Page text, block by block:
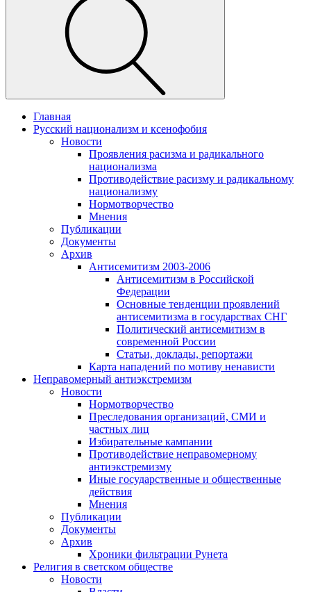
Главная
Русский национализм и ксенофобия
Новости
Проявления расизма и радикального
национализма
Противодействие расизму и радикальному
национализму
Нормотворчество
Мнения
Публикации
Документы
Архив
Антисемитизм 2003-2006
Антисемитизм в Российской
Федерации
Основные тенденции проявлений
антисемитизма в государствах СНГ
Политический антисемитизм в
современной России
Статьи, доклады, репортажи
Карта нападений по мотиву ненависти
Неправомерный антиэкстремизм
Новости
Нормотворчество
Преследования организаций, СМИ и
частных лиц
Избирательные кампании
Противодействие неправомерному
антиэкстремизму
Иные государственные и общественные
действия
Мнения
Публикации
Документы
Архив
Хроники фильтрации Рунета
Религия в светском обществе
Новости